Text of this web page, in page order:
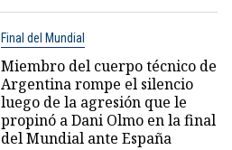
Final del Mundial
Miembro del cuerpo técnico de
Argentina rompe el silencio
luego de la agresión que le
propinó a Dani Olmo en la final
del Mundial ante España